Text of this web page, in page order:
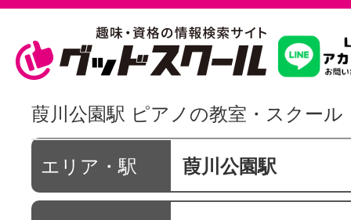
習いたいこ
スクールを
葭川公園駅 ピアノの教室・スクール
エリア・駅 葭川公園駅